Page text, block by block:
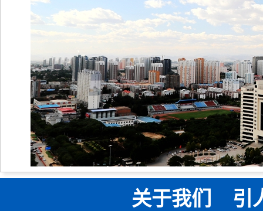
关于我们 引